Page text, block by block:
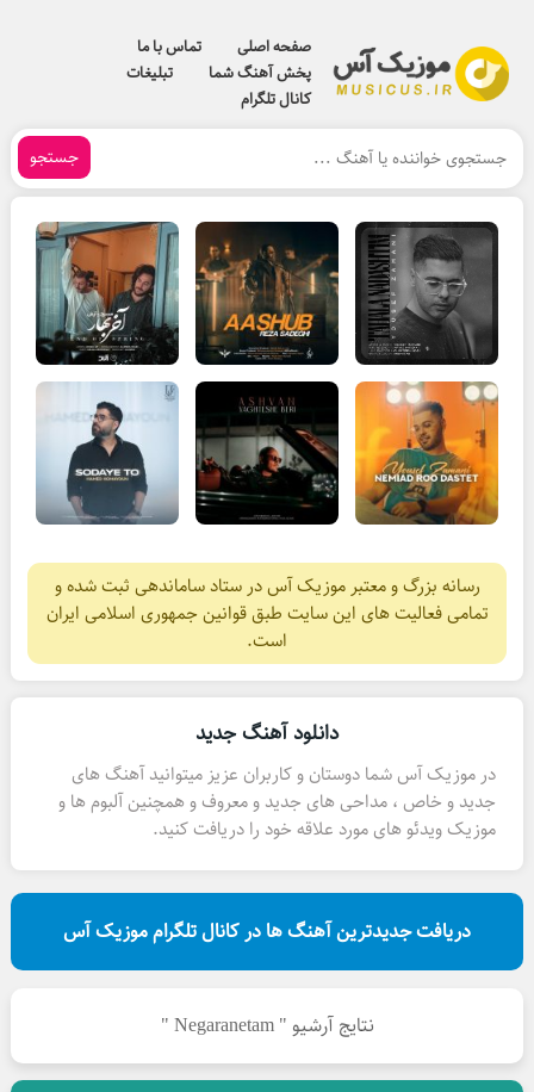
صفحه اصلی
تماس با ما
پخش آهنگ شما
تبلیغات
کانال تلگرام
جستجو
رسانه بزرگ و معتبر موزیک آس در ستاد ساماندهی ثبت شده و
تمامی فعالیت های این سایت طبق قوانین جمهوری اسلامی ایران
است.
دانلود آهنگ جدید
در موزیک آس شما دوستان و کاربران عزیز میتوانید آهنگ های
جدید و خاص ، مداحی های جدید و معروف و همچنین آلبوم ها و
موزیک ویدئو های مورد علاقه خود را دریافت کنید.
دریافت جدیدترین آهنگ ها در کانال تلگرام موزیک آس
نتایج آرشیو " Negaranetam "